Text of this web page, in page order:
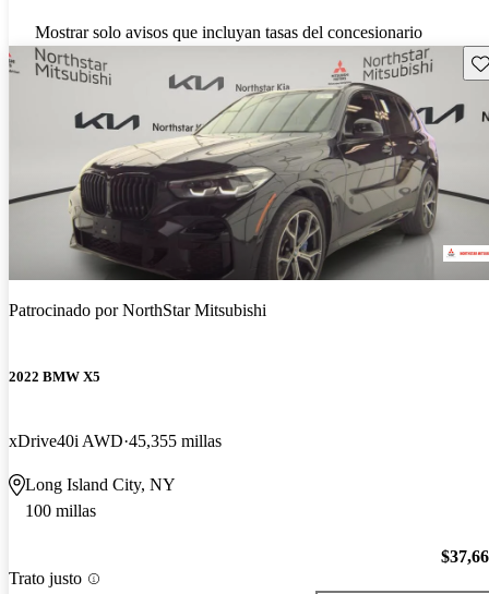
Mostrar solo avisos que incluyan tasas del concesionario
Patrocinado porNorthStar Mitsubishi
2022 BMW X5
xDrive40i AWD 45,355 millas
Long Island City, NY
100 millas
Trato justo